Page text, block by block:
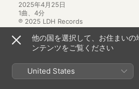
2025年4月25日
1曲、4分
℗ 2025 LDH Records
DOBERMAN INFINITYのその他
他の国を選択して、お住まいの
ンテンツをご覧ください
United States